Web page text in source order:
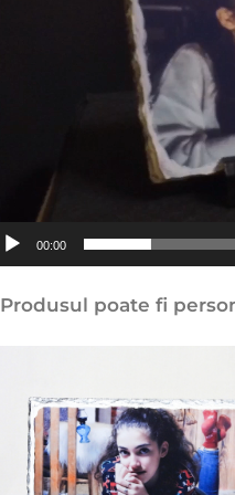
00:00
Produsul poate fi